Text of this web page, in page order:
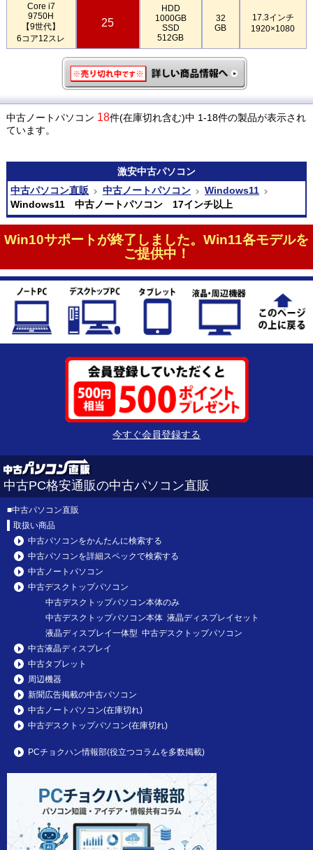
Core i7
9750H
【9世代】
6コア12スレ
25
HDD
1000GB
SSD
512GB
32
GB
17.3インチ
1920×1080
中古ノートパソコン 18件(在庫切れ含む)中 1-18件の製品が表示され
ています。
激安中古パソコン
中古パソコン直販
中古ノートパソコン
Windows11
Windows11 中古ノートパソコン 17インチ以上
Win10サポートが終了しました。Win11各モデルを
ご提供中！
今すぐ会員登録する
中古PC格安通販の中古パソコン直販
■中古パソコン直販
取扱い商品
中古パソコンをかんたんに検索する
中古パソコンを詳細スペックで検索する
中古ノートパソコン
中古デスクトップパソコン
中古デスクトップパソコン本体のみ
中古デスクトップパソコン本体 液晶ディスプレイセット
液晶ディスプレイ一体型 中古デスクトップパソコン
中古液晶ディスプレイ
中古タブレット
周辺機器
新聞広告掲載の中古パソコン
中古ノートパソコン(在庫切れ)
中古デスクトップパソコン(在庫切れ)
PCチョクハン情報部(役立つコラムを多数掲載)